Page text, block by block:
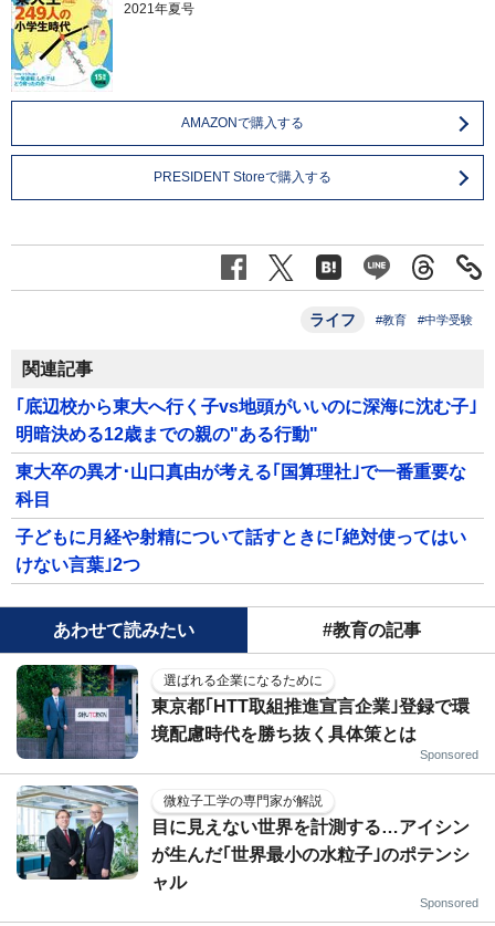
2021年夏号
AMAZONで購入する
PRESIDENT Storeで購入する
ライフ #教育 #中学受験
関連記事
｢底辺校から東大へ行く子vs地頭がいいのに深海に沈む子｣
明暗決める12歳までの親の"ある行動"
東大卒の異才･山口真由が考える｢国算理社｣で一番重要な
科目
子どもに月経や射精について話すときに｢絶対使ってはい
けない言葉｣2つ
あわせて読みたい #教育の記事
選ばれる企業になるために
東京都｢HTT取組推進宣言企業｣登録で環
境配慮時代を勝ち抜く具体策とは
Sponsored
微粒子工学の専門家が解説
目に見えない世界を計測する…アイシン
が生んだ｢世界最小の水粒子｣のポテンシ
ャル
Sponsored